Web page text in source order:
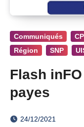
Communiqués
Région
SNP
Flash
payes
24/12/2021